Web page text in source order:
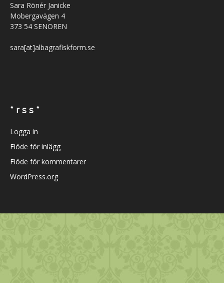
Sara Rönér Janicke
Mobergavägen 4
373 54 SENOREN
sara[at]albagrafiskform.se
* r s s *
Logga in
Flöde för inlägg
Flöde för kommentarer
WordPress.org